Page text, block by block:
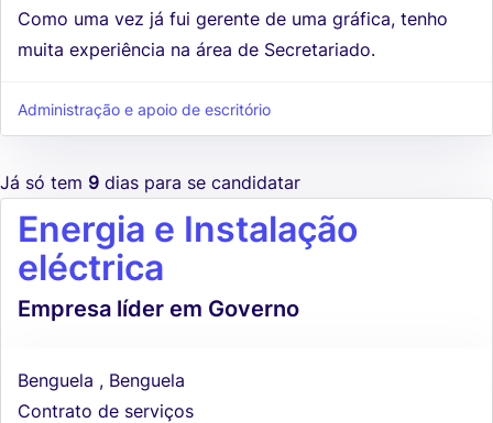
Como uma vez já fui gerente de uma gráfica, tenho
muita experiência na área de Secretariado.
Administração e apoio de escritório
Já só tem 9 dias para se candidatar
Energia e Instalação
eléctrica
Empresa líder em Governo
Benguela , Benguela
Contrato de serviços